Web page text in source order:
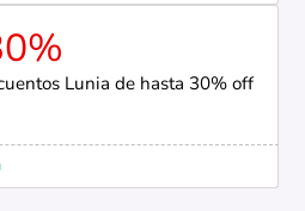
Lunia de hasta 30% off